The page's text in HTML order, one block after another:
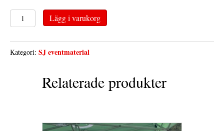
Tält
3x3m
Lägg i varukorg
Kategori: SJ eventmaterial
Relaterade produkter